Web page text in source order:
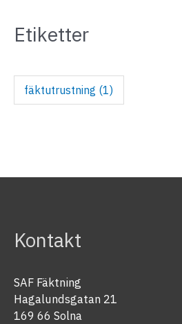
t
s
Etiketter
fäktutrustning (1)
Kontakt
SAF Fäktning
Hagalundsgatan 21
169 66 Solna